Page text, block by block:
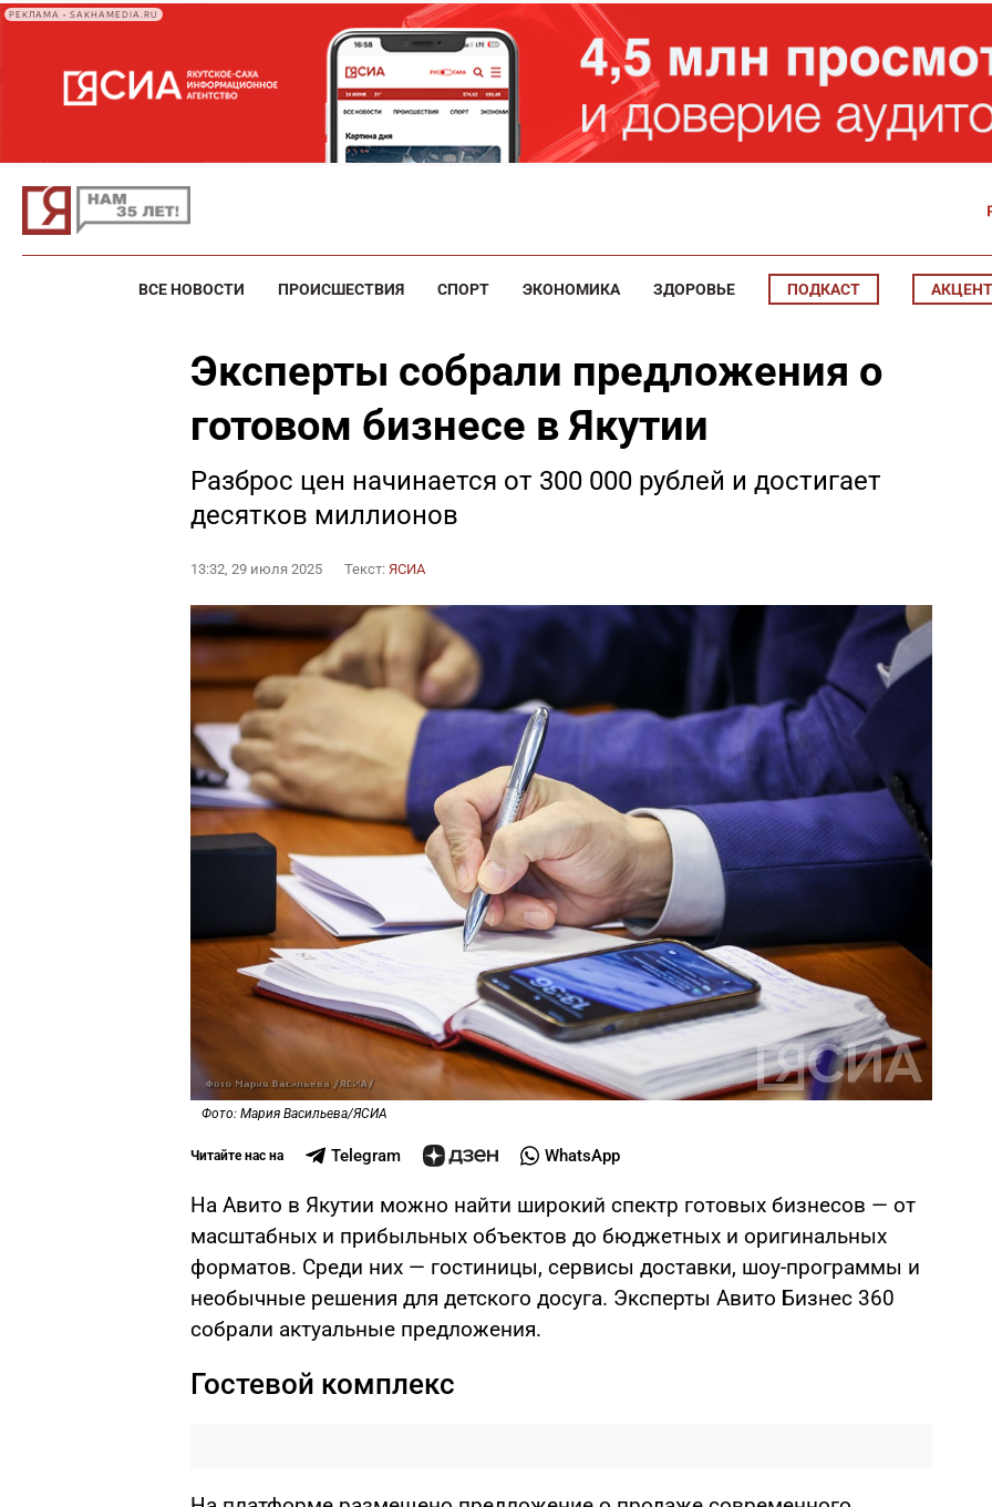
РЕКЛАМА • SAKHAMEDIA.RU
ВСЕ НОВОСТИ ПРОИСШЕСТВИЯ СПОРТ ЭКОНОМИКА ЗДОРОВЬЕ ПОДКАСТ АКЦЕНТ
Эксперты собрали предложения о
готовом бизнесе в Якутии
Разброс цен начинается от 300 000 рублей и достигает
десятков миллионов
13:32, 29 июля 2025 Текст: ЯСИА
Фото: Мария Васильева/ЯСИА
Читайте нас на Telegram WhatsApp
На Авито в Якутии можно найти широкий спектр готовых бизнесов — от
масштабных и прибыльных объектов до бюджетных и оригинальных
форматов. Среди них — гостиницы, сервисы доставки, шоу-программы и
необычные решения для детского досуга. Эксперты Авито Бизнес 360
собрали актуальные предложения.
Гостевой комплекс